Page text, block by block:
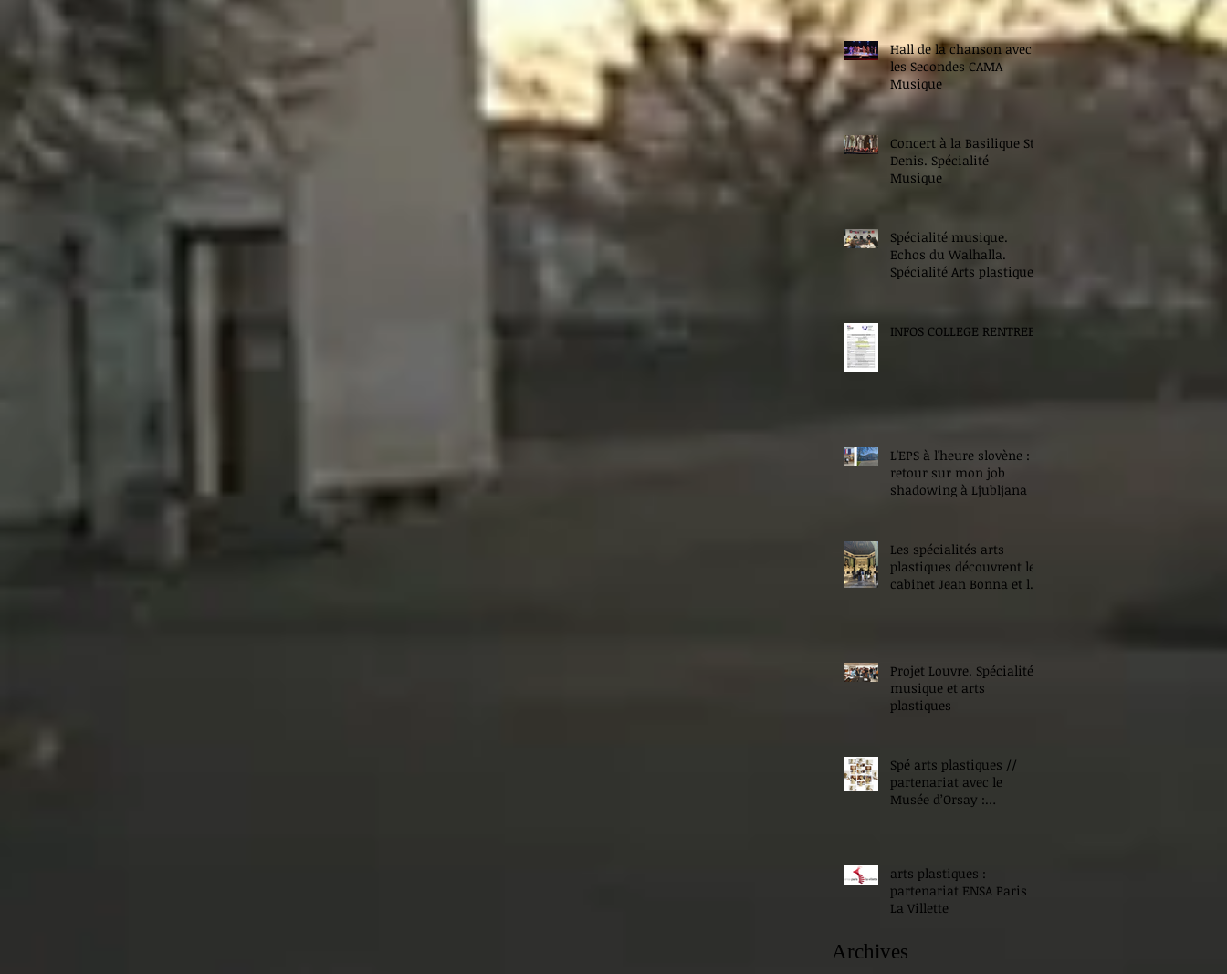
Hall de la chanson avec
les Secondes CAMA
Musique
Concert à la Basilique St
Denis. Spécialité
Musique
Spécialité musique.
Echos du Walhalla.
Spécialité Arts plastiques.
INFOS COLLEGE RENTREE
L'EPS à l'heure slovène :
retour sur mon job
shadowing à Ljubljana
Les spécialités arts
plastiques découvrent le
cabinet Jean Bonna et les
Projet Louvre. Spécialité
musique et arts
plastiques
Spé arts plastiques //
partenariat avec le
Musée d’Orsay :
arts plastiques :
partenariat ENSA Paris
La Villette
Archives